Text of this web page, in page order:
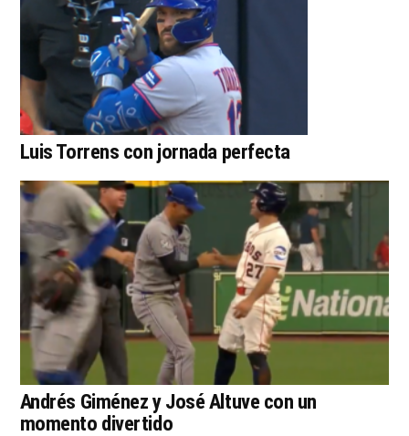
Luis Torrens con jornada perfecta
Andrés Giménez y José Altuve con un
momento divertido